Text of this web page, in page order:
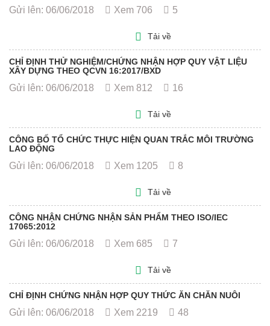
Gửi lên: 06/06/2018 Xem 706 5
Tải về
CHỈ ĐỊNH THỬ NGHIỆM/CHỨNG NHẬN HỢP QUY VẬT LIỆU
XÂY DỰNG THEO QCVN 16:2017/BXD
Gửi lên: 06/06/2018 Xem 812 16
Tải về
CÔNG BỐ TỔ CHỨC THỰC HIỆN QUAN TRẮC MÔI TRƯỜNG
LAO ĐỘNG
Gửi lên: 06/06/2018 Xem 1205 8
Tải về
CÔNG NHẬN CHỨNG NHẬN SẢN PHẨM THEO ISO/IEC
17065:2012
Gửi lên: 06/06/2018 Xem 685 7
Tải về
CHỈ ĐỊNH CHỨNG NHẬN HỢP QUY THỨC ĂN CHĂN NUÔI
Gửi lên: 06/06/2018 Xem 2219 48